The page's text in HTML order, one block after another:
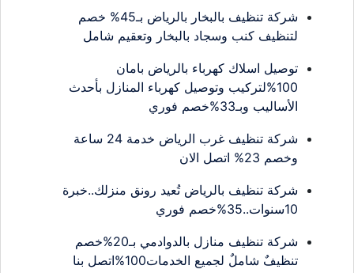
شركة تنظيف بالبخار بالرياض بـ45% خصم
لتنظيف كنب وسجاد بالبخار وتعقيم شامل
توصيل اسلاك كهرباء بالرياض بامان
100%لتركيب وتوصيل كهرباء المنازل بأحدث
الأساليب وبـ33%خصم فوري
شركة تنظيف غرب الرياض خدمة 24 ساعة
وخصم 23% اتصل الان
شركة تنظيف بالرياض تُعيد رونق منزلك..خبرة
10سنوات..35%خصم فوري
شركة تنظيف منازل بالدوادمي بـ20%خصم
تنظيفٌ شاملٌ لجميع الخدمات100%اتصل بنا